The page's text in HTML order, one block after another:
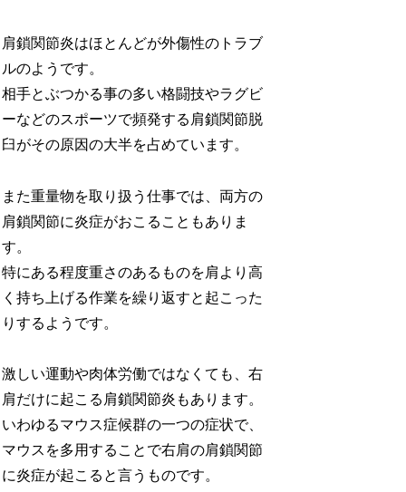
肩鎖関節炎はほとんどが外傷性のトラブ
ルのようです。
相手とぶつかる事の多い格闘技やラグビ
ーなどのスポーツで頻発する肩鎖関節脱
臼がその原因の大半を占めています。
また重量物を取り扱う仕事では、両方の
肩鎖関節に炎症がおこることもありま
す。
特にある程度重さのあるものを肩より高
く持ち上げる作業を繰り返すと起こった
りするようです。
激しい運動や肉体労働ではなくても、右
肩だけに起こる肩鎖関節炎もあります。
いわゆるマウス症候群の一つの症状で、
マウスを多用することで右肩の肩鎖関節
に炎症が起こると言うものです。